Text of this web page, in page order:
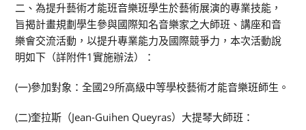
二、為提升藝術才能班音樂班學生於藝術展演的專業技能，
旨揭計畫規劃學生參與國際知名音樂家之大師班、講座和音
樂會交流活動，以提升專業能力及國際競爭力，本次活動說
明如下（詳附件1實施辦法）：
(一)參加對象：全國29所高級中等學校藝術才能音樂班師生。
(二)奎拉斯（Jean-Guihen Queyras）大提琴大師班：